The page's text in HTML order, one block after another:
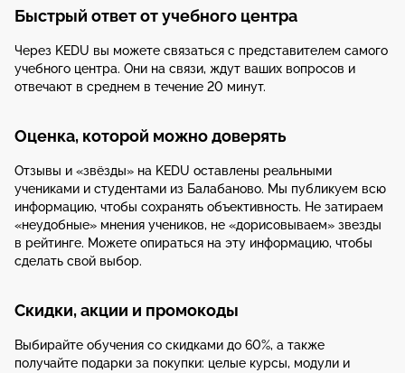
Быстрый ответ от учебного центра
Через KEDU вы можете связаться с представителем самого
учебного центра. Они на связи, ждут ваших вопросов и
отвечают в среднем в течение 20 минут.
Оценка, которой можно доверять
Отзывы и «звёзды» на KEDU оставлены реальными
учениками и студентами из Балабаново. Мы публикуем всю
информацию, чтобы сохранять объективность. Не затираем
«неудобные» мнения учеников, не «дорисовываем» звезды
в рейтинге. Можете опираться на эту информацию, чтобы
сделать свой выбор.
Скидки, акции и промокоды
Выбирайте обучения со скидками до 60%, а также
получайте подарки за покупки: целые курсы, модули и